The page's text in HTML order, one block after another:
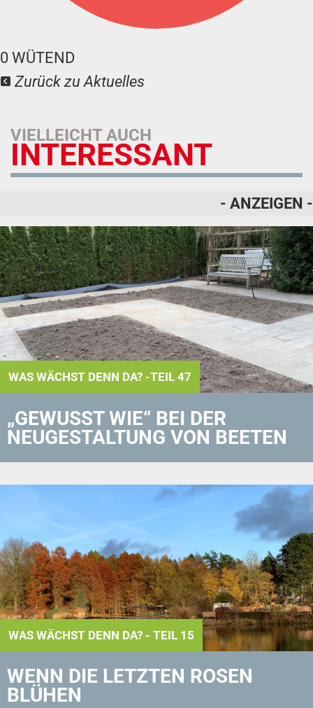
0 WÜTEND
Zurück zu Aktuelles
VIELLEICHT AUCH
INTERESSANT
- ANZEIGEN -
WAS WÄCHST DENN DA? -TEIL 47
„GEWUSST WIE“ BEI DER
NEUGESTALTUNG VON BEETEN
WAS WÄCHST DENN DA? - TEIL 15
WENN DIE LETZTEN ROSEN
BLÜHEN